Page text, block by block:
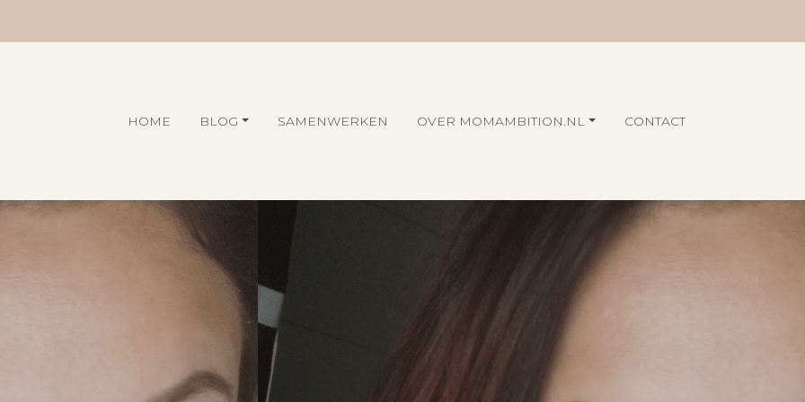
HOME BLOG SAMENWERKEN OVER MOMAMBITION.NL CONTACT